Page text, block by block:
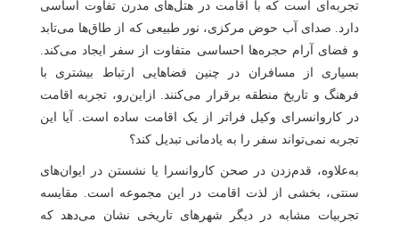
تجربه‌ای است که با اقامت در هتل‌های مدرن تفاوت اساسی
دارد. صدای آب حوض مرکزی، نور طبیعی که از طاق‌ها می‌تابد
و فضای آرام حجره‌ها احساسی متفاوت از سفر ایجاد می‌کند.
بسیاری از مسافران در چنین فضاهایی ارتباط بیشتری با
فرهنگ و تاریخ منطقه برقرار می‌کنند. ازاین‌رو، تجربه اقامت
در کاروانسرای وکیل فراتر از یک اقامت ساده است. آیا این
تجربه نمی‌تواند سفر را به یادمانی تبدیل کند؟
به‌علاوه، قدم‌زدن در صحن کاروانسرا یا نشستن در ایوان‌های
سنتی، بخشی از لذت اقامت در این مجموعه است. مقایسه
تجربیات مشابه در دیگر شهرهای تاریخی نشان می‌دهد که